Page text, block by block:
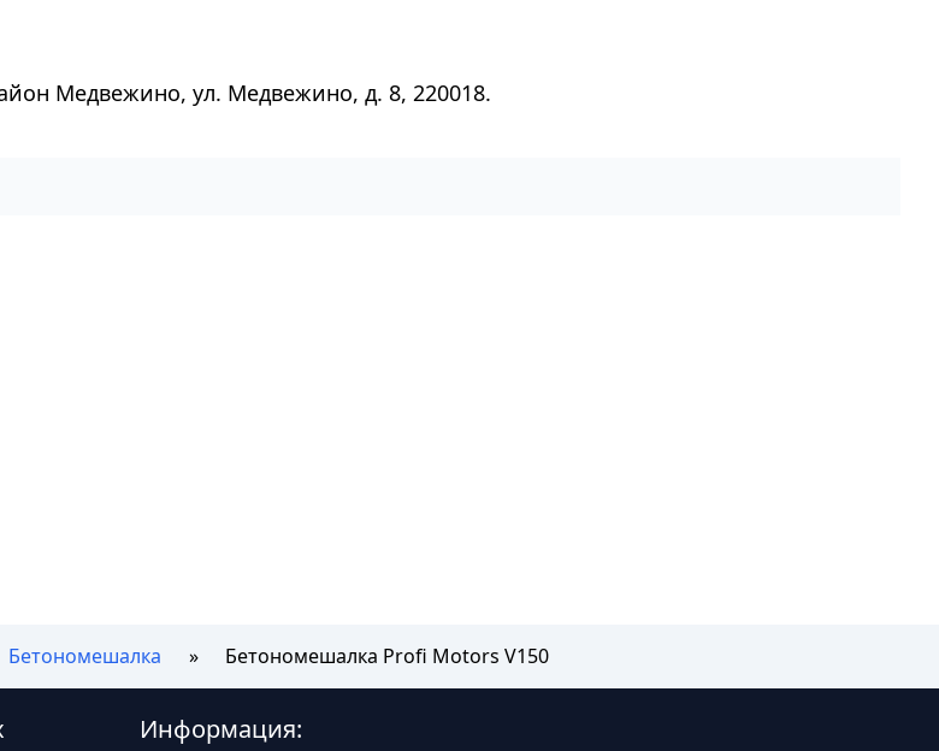
Медвежино, ул. Медвежино, д. 8, 220018.
Бетономешалка Бетономешалка Profi Motors V150
Информация: